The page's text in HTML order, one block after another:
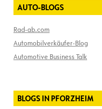
AUTO-BLOGS
Rad-ab.com
Automobilverkäufer-Blog
Automotive Business Talk
BLOGS IN PFORZHEIM